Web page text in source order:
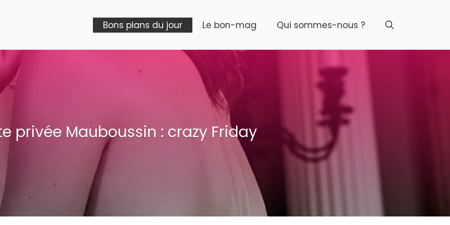
Bons plans du jour Le bon-mag Qui sommes-nous ?
privée Mauboussin : crazy Friday